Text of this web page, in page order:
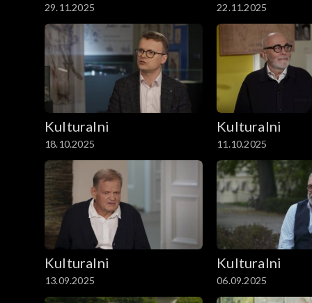
29.11.2025 22.11.2025
Kulturalni
18.10.2025
Kulturalni
11.10.2025
Kulturalni
13.09.2025
Kulturalni
06.09.2025